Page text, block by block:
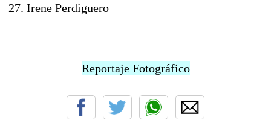
27. Irene Perdiguero
Reportaje Fotográfico